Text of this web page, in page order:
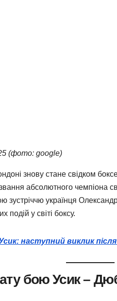
(фото: google)
знову стане свідком
абсолютного чемпіона
зустріччю українця
подій у світі боксу.
наступний виклик
бою Усик –